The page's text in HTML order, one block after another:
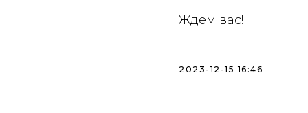
Ждем вас!
2023-12-15 16:46